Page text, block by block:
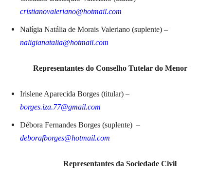
cristianovaleriano@hotmail.com
Nalígia Natália de Morais Valeriano (suplente) –
naligianatalia@hotmail.com
Representantes do Conselho Tutelar do Menor
Irislene Aparecida Borges (titular) –
borges.iza.77@gmail.com
Débora Fernandes Borges (suplente) –
deborafborges@hotmail.com
Representantes da Sociedade Civil